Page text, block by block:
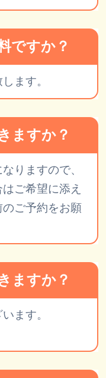
ですか？
ます。
ますか？
りますので、
ご希望に添え
ご予約をお願
ますか？
ます。